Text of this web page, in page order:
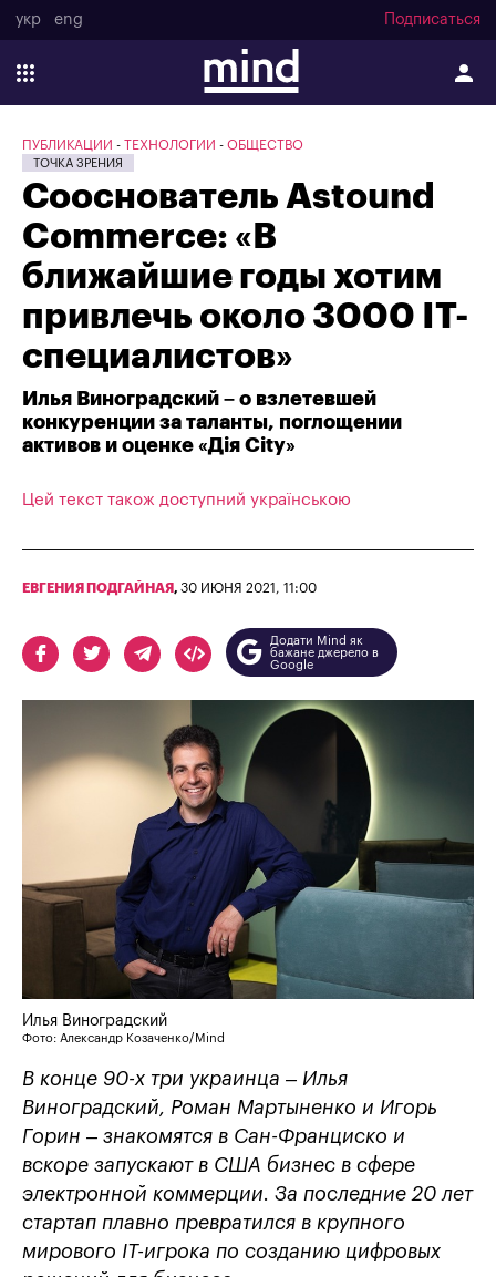
укр eng Подписаться
ПУБЛИКАЦИИ ТЕХНОЛОГИИ ОБЩЕСТВО
ТОЧКА ЗРЕНИЯ
Сооснователь Astound
Commerce: «В
ближайшие годы хотим
привлечь около 3000 IT-
специалистов»
Илья Виноградский – о взлетевшей
конкуренции за таланты, поглощении
активов и оценке «Дія City»
Цей текст також доступний українською
ЕВГЕНИЯ ПОДГАЙНАЯ , 30 ИЮНЯ 2021, 11:00
Додати Mind як
бажане джерело в
Google
Илья Виноградский
Фото: Александр Козаченко/Mind
В конце 90-х три украинца – Илья
Виноградский, Роман Мартыненко и Игорь
Горин – знакомятся в Сан-Франциско и
вскоре запускают в США бизнес в сфере
электронной коммерции. За последние 20 лет
стартап плавно превратился в крупного
мирового IT-игрока по созданию цифровых